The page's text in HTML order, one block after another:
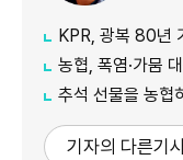
KPR, 광복 80년
농협, 폭염·가뭄 대응
추석 선물을 농협하
기자의 다른기